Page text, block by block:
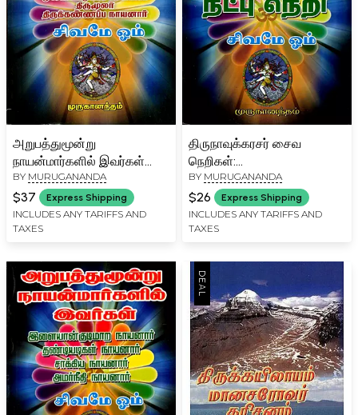
அறுபத்துமூன்று
நாயன்மார்களில் இவர்கள்
காரைக்கால் அம்மையார்:
Arupattumunru
Nayanmrkalil Ivarkal
Karaikkal Ammaiyar
BY MURUGANANDA
$37 Express Shipping
INCLUDES ANY TARIFFS AND
TAXES
திருநாவுக்கரசர் சைவ
நெறிகள்:
Thirunavukkarasar's Saiva
Principles (Tamil)
BY MURUGANANDA
$26 Express Shipping
INCLUDES ANY TARIFFS AND
TAXES